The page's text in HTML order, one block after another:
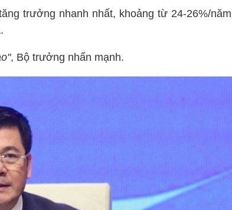
trưởng nhanh nhất, khoảng từ 24-26%/
, Bộ trưởng nhấn mạnh.